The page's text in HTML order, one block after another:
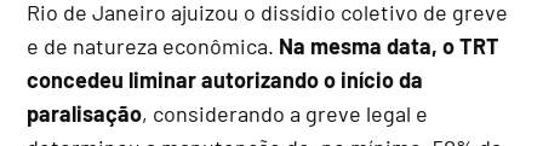
Rio de Janeiro ajuizou o dissídio coletivo de greve
e de natureza econômica. Na mesma data, o TRT
concedeu liminar autorizando o início da
paralisação, considerando a greve legal e